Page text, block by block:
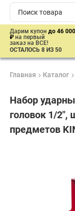
Дарим купон до 46 000
₽ на первый
заказ на ВСЕ!
ОСТАЛОСЬ 8 ИЗ 50
Главная Каталог
Набор
головок 1/2",
предметов